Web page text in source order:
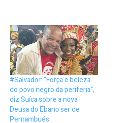
#Salvador: “Força e beleza
do povo negro da periferia”,
diz Suíca sobre a nova
Deusa do Ébano ser de
Pernambués